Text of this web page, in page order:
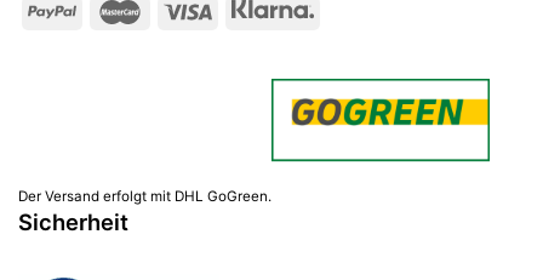
Der Versand erfolgt mit DHL GoGreen.
Sicherheit